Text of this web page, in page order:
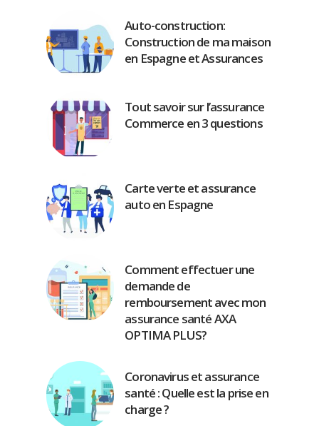
Auto-construction:
Construction de ma maison
en Espagne et Assurances
Tout savoir sur l’assurance
Commerce en 3 questions
Carte verte et assurance
auto en Espagne
Comment effectuer une
demande de
remboursement avec mon
assurance santé AXA
OPTIMA PLUS?
Coronavirus et assurance
santé : Quelle est la prise en
charge ?